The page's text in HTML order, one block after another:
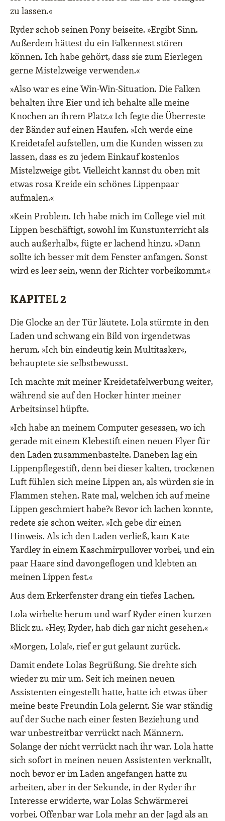
zu lassen.«
Ryder schob seinen Pony beiseite. »Ergibt Sinn.
Außerdem hättest du ein Falkennest stören
können. Ich habe gehört, dass sie zum Eierlegen
gerne Mistelzweige verwenden.«
»Also war es eine Win-Win-Situation. Die Falken
behalten ihre Eier und ich behalte alle meine
Knochen an ihrem Platz.« Ich fegte die Überreste
der Bänder auf einen Haufen. »Ich werde eine
Kreidetafel aufstellen, um die Kunden wissen zu
lassen, dass es zu jedem Einkauf kostenlos
Mistelzweige gibt. Vielleicht kannst du oben mit
etwas rosa Kreide ein schönes Lippenpaar
aufmalen.«
»Kein Problem. Ich habe mich im College viel mit
Lippen beschäftigt, sowohl im Kunstunterricht als
auch außerhalb«, fügte er lachend hinzu. »Dann
sollte ich besser mit dem Fenster anfangen. Sonst
wird es leer sein, wenn der Richter vorbeikommt.«
KAPITEL 2
Die Glocke an der Tür läutete. Lola stürmte in den
Laden und schwang ein Bild von irgendetwas
herum. »Ich bin eindeutig kein Multitasker«,
behauptete sie selbstbewusst.
Ich machte mit meiner Kreidetafelwerbung weiter,
während sie auf den Hocker hinter meiner
Arbeitsinsel hüpfte.
»Ich habe an meinem Computer gesessen, wo ich
gerade mit einem Klebestift einen neuen Flyer für
den Laden zusammenbastelte. Daneben lag ein
Lippenpflegestift, denn bei dieser kalten, trockenen
Luft fühlen sich meine Lippen an, als würden sie in
Flammen stehen. Rate mal, welchen ich auf meine
Lippen geschmiert habe?« Bevor ich lachen konnte,
redete sie schon weiter. »Ich gebe dir einen
Hinweis. Als ich den Laden verließ, kam Kate
Yardley in einem Kaschmirpullover vorbei, und ein
paar Haare sind davongeflogen und klebten an
meinen Lippen fest.«
Aus dem Erkerfenster drang ein tiefes Lachen.
Lola wirbelte herum und warf Ryder einen kurzen
Blick zu. »Hey, Ryder, hab dich gar nicht gesehen.«
»Morgen, Lola!«, rief er gut gelaunt zurück.
Damit endete Lolas Begrüßung. Sie drehte sich
wieder zu mir um. Seit ich meinen neuen
Assistenten eingestellt hatte, hatte ich etwas über
meine beste Freundin Lola gelernt. Sie war ständig
auf der Suche nach einer festen Beziehung und
war unbestreitbar verrückt nach Männern.
Solange der nicht verrückt nach ihr war. Lola hatte
sich sofort in meinen neuen Assistenten verknallt,
noch bevor er im Laden angefangen hatte zu
arbeiten, aber in der Sekunde, in der Ryder ihr
Interesse erwiderte, war Lolas Schwärmerei
vorbei. Offenbar war Lola mehr an der Jagd als an